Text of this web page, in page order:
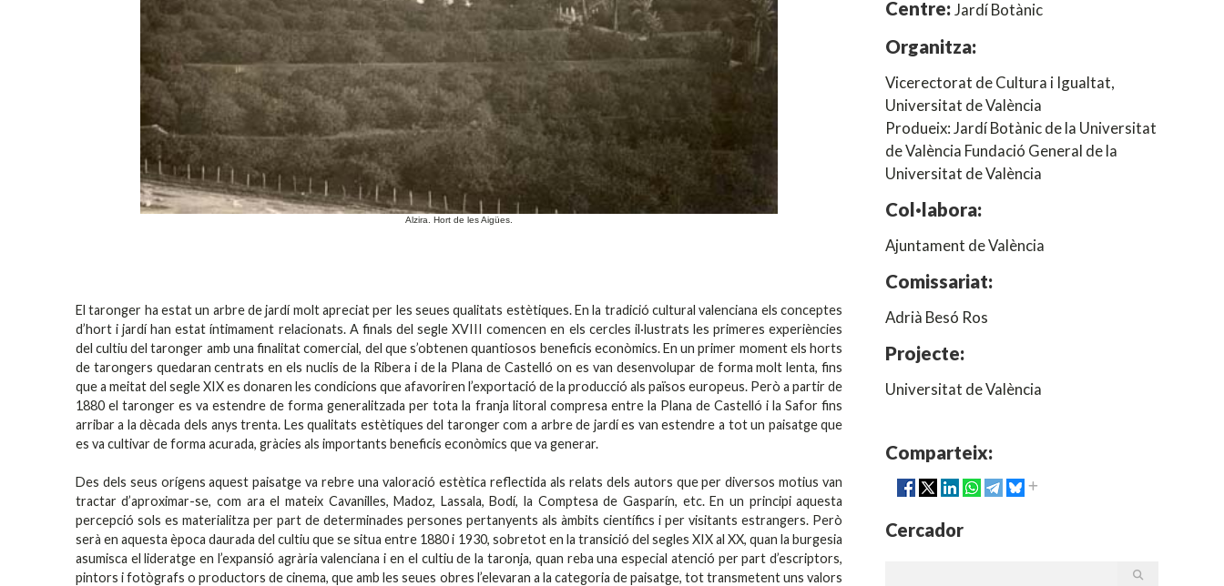
Alzira. Hort de les Aigües.
El taronger ha estat un arbre de jardí molt apreciat per les seues qualitats estètiques. En la tradició cultural valenciana els conceptes
d’hort i jardí han estat íntimament relacionats. A finals del segle XVIII comencen en els cercles il·lustrats les primeres experiències
del cultiu del taronger amb una finalitat comercial, del que s’obtenen quantiosos beneficis econòmics. En un primer moment els horts
de tarongers quedaran centrats en els nuclis de la Ribera i de la Plana de Castelló on es van desenvolupar de forma molt lenta, fins
que a meitat del segle XIX es donaren les condicions que afavoriren l’exportació de la producció als països europeus. Però a partir de
1880 el taronger es va estendre de forma generalitzada per tota la franja litoral compresa entre la Plana de Castelló i la Safor fins
arribar a la dècada dels anys trenta. Les qualitats estètiques del taronger com a arbre de jardí es van estendre a tot un paisatge que
es va cultivar de forma acurada, gràcies als importants beneficis econòmics que va generar.
Des dels seus orígens aquest paisatge va rebre una valoració estètica reflectida als relats dels autors que per diversos motius van
tractar d’aproximar-se, com ara el mateix Cavanilles, Madoz, Lassala, Bodí, la Comptesa de Gasparín, etc. En un principi aquesta
percepció sols es materialitza per part de determinades persones pertanyents als àmbits científics i per visitants estrangers. Però
serà en aquesta època daurada del cultiu que se situa entre 1880 i 1930, sobretot en la transició del segles XIX al XX, quan la burgesia
asumisca el lideratge en l’expansió agrària valenciana i en el cultiu de la taronja, quan reba una especial atenció per part d’escriptors,
pintors i fotògrafs o productors de cinema, que amb les seues obres l’elevaran a la categoria de paisatge, tot transmetent uns valors
Centre:Jardí Botànic
Organitza:
Vicerectorat de Cultura i Igualtat,
Universitat de València
Produeix: Jardí Botànic de la Universitat
de València Fundació General de la
Universitat de València
Col·labora:
Ajuntament de València
Comissariat:
Adrià Besó Ros
Projecte:
Universitat de València
Comparteix:
Cercador